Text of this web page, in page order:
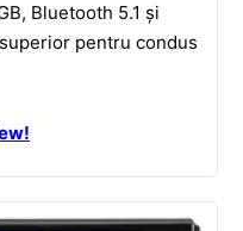
Bluetooth 5.1 și
pentru condus